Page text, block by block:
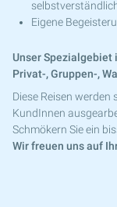
Eigene
Unser
Privat-, Gruppen-,
Diese Reisen
KundInnen
Schmökern Sie ein
Wir